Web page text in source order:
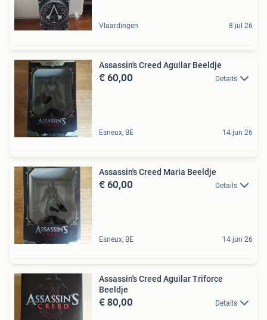
Vlaardingen 8 jul 26
Assassin's Creed Aguilar Beeldje
€ 60,00 Details
Esneux, BE 14 jun 26
Assassin's Creed Maria Beeldje
€ 60,00 Details
Esneux, BE 14 jun 26
Assassin's Creed Aguilar Triforce
Beeldje
€ 80,00 Details